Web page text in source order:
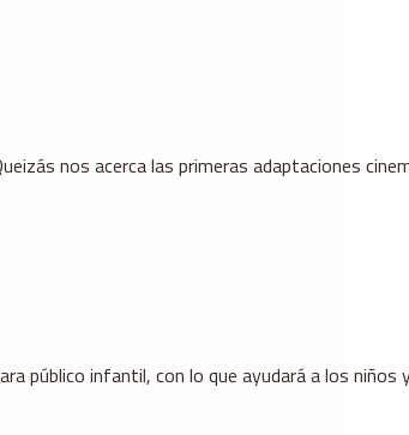
nos acerca las primeras adaptaciones
público infantil, con lo que ayudará a los